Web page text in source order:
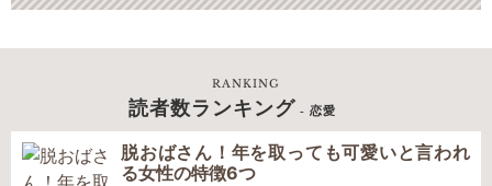
RANKING
読者数ランキング - 恋愛
脱おばさん！年を取っても可愛いと言われ
る女性の特徴6つ